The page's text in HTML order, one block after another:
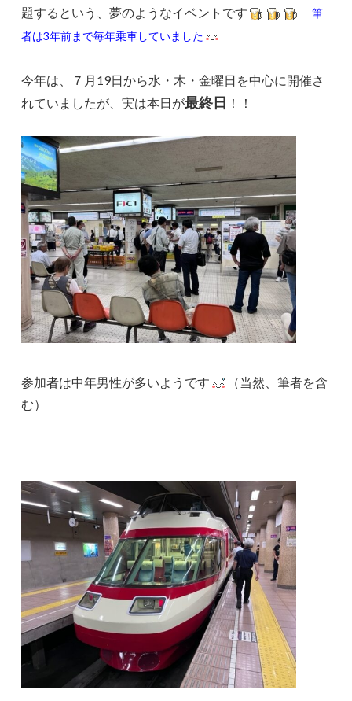
題するという、夢のようなイベントです
筆
者は3年前まで毎年乗車していました
今年は、７月19日から水・木・金曜日を中心に開催さ
れていましたが、実は本日が最終日 ！！
参加者は中年男性が多いようです
（当然、筆者を含
む）